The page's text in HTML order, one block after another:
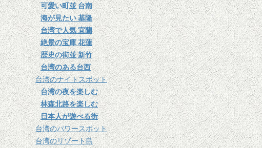
可愛い町並 台南
海が見たい 基隆
台湾で人気 宜蘭
絶景の宝庫 花蓮
歴史の街並 新竹
台湾のある台西
台湾のナイトスポット
台湾の夜を楽しむ
林森北路を楽しむ
日本人が遊べる街
台湾のパワースポット
台湾のリゾート島